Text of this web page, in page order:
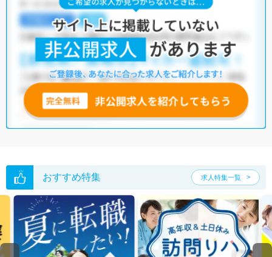
豊橋市の医療事務求人では以下のような条件が人気です。
積極採用中・残業少なめ ・ 託児所・育児補助あり
員)・病院・クリニック
他の条件でも人気の求人がございますので、「こだわり条件」から検索
いただくか、お気軽にお問い合わせください。
全国の医療事務求人から検索いただくことも可能です。
無料転職支援サービス
にお申し込みいただくと、ご希望条件をヒアリン
グした上で求人をご提案いたします。
ご希望条件がまだ定まっていない方は人気の希望条件をピックアップし
い。
おすすめ特集 求人特集一覧